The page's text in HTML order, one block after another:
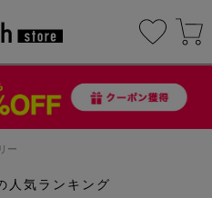
ー
人気ランキング